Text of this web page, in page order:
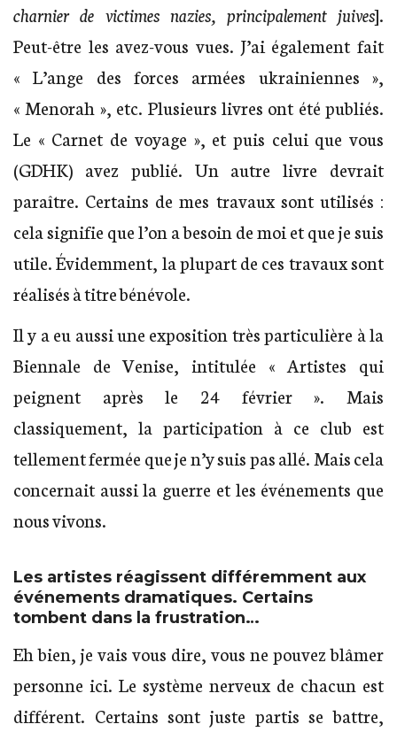
charnier de victimes nazies, principalement juives].
Peut-être les avez-vous vues. J’ai également fait
« L’ange des forces armées ukrainiennes »,
« Menorah », etc. Plusieurs livres ont été publiés.
Le « Carnet de voyage », et puis celui que vous
(GDHK) avez publié. Un autre livre devrait
paraître. Certains de mes travaux sont utilisés :
cela signifie que l’on a besoin de moi et que je suis
utile. Évidemment, la plupart de ces travaux sont
réalisés à titre bénévole.
Il y a eu aussi une exposition très particulière à la
Biennale de Venise, intitulée « Artistes qui
peignent après le 24 février ». Mais
classiquement, la participation à ce club est
tellement fermée que je n’y suis pas allé. Mais cela
concernait aussi la guerre et les événements que
nous vivons.
Les artistes réagissent différemment aux
événements dramatiques. Certains
tombent dans la frustration…
Eh bien, je vais vous dire, vous ne pouvez blâmer
personne ici. Le système nerveux de chacun est
différent. Certains sont juste partis se battre,